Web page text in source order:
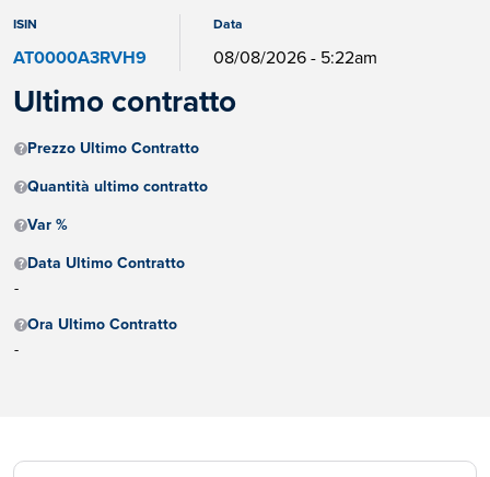
ISIN
AT0000A3RVH9
Data
08/08/2026 - 5:22am
Ultimo contratto
Prezzo Ultimo Contratto
Quantità ultimo contratto
Var %
Data Ultimo Contratto
-
Ora Ultimo Contratto
-